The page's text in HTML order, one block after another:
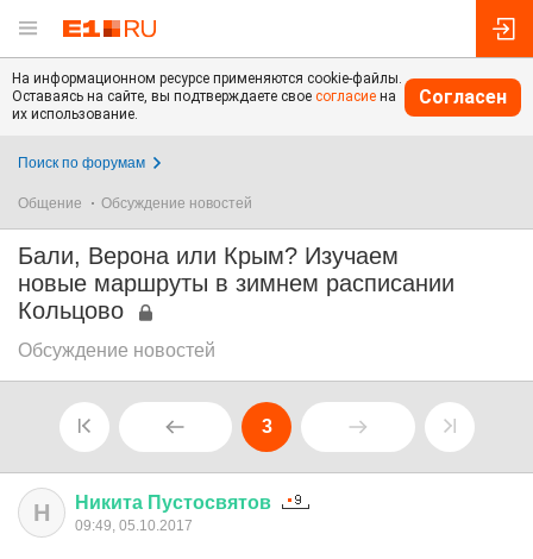
На информационном ресурсе применяются cookie-файлы.
Оставаясь на сайте, вы подтверждаете свое согласие на
их использование.
Согласен
Поиск по форумам
Общение Обсуждение новостей
Бали, Верона или Крым? Изучаем
новые маршруты в зимнем расписании
Кольцово
Обсуждение новостей
3
Н Никита Пустосвятов
09:49, 05.10.2017